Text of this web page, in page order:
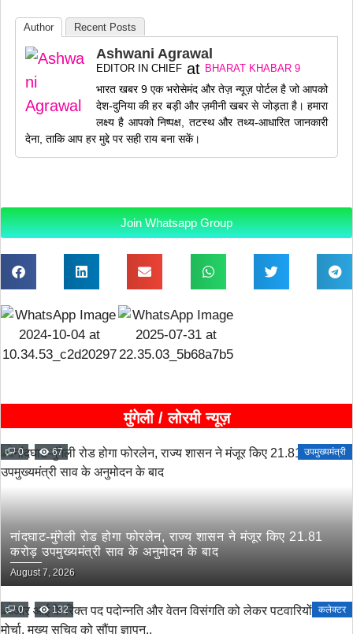
Author Recent Posts
Ashwani Agrawal
EDITOR IN CHIEF at BHARAT KHABAR 9
भारत खबर 9 एक भरोसेमंद और तेज़ न्यूज़ पोर्टल है जो आपको
देश-दुनिया की हर बड़ी और ज़मीनी खबर से जोड़ता है। हमारा
लक्ष्य है आपको निष्पक्ष, तटस्थ और तथ्य-आधारित जानकारी
देना, ताकि आप हर मुद्दे पर सही राय बना सकें।
Join Whatsapp Group
मुंगेली / लोरमी न्यूज़
0 67 उपमुख्यमंत्री
नांदघाट-मुंगेली रोड होगा फोरलेन, राज्य शासन ने मंजूर किए 21.81
करोड़ उपमुख्यमंत्री साव के अनुमोदन के बाद
August 7, 2026
0 132 कलेक्टर